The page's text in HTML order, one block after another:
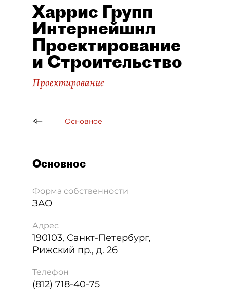
Харрис Групп
Интернейшнл
Проектирование
и Строительство
Проектирование
Основное
Основное
Форма собственности
ЗАО
Адрес
190103, Санкт-Петербург,
Рижский пр., д. 26
Телефон
(812) 718-40-75